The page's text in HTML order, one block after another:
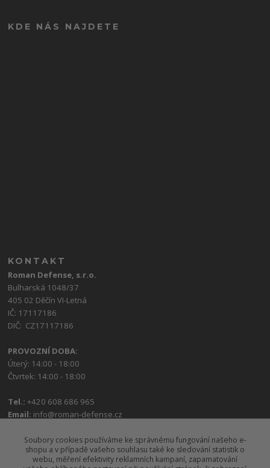
KDE NÁS NAJDETE
KONTAKT
Roman Defense, s.r.o.
Bulharská 1048/37
405 02 Děčín VI-Letná
IČ: 17117186
DIČ: CZ17117186
PROVOZNÍ DOBA:
Úterý: 14:00 - 18:00
Čtvrtek: 14:00 - 18:00
Tel.:+420 608 686 965
Email: info@roman-defense.cz
Soubory cookies používáme ke správnému fungování našeho e-
shopu a v případě vašeho souhlasu také ke sledování statistik o
webu, měření efektivity reklamních kampaní, zapamatování